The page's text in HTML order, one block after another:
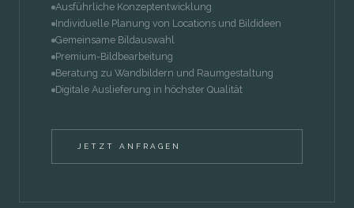
Ausführliche Konzeptentwicklung
Individuelle Planung von Locations und Bildideen
Gemeinsame Bildauswahl
Premium-Bildbearbeitung
Beratung zu Wandbildern und Raumgestaltung
Digitale Auslieferung in höchster Qualität
JETZT ANFRAGEN